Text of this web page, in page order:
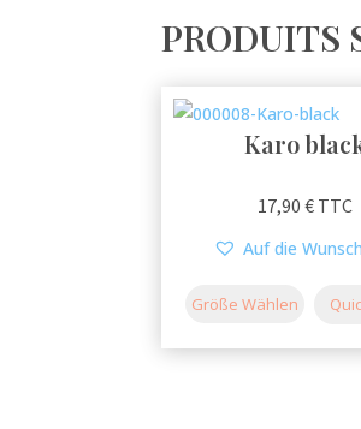
PRODUITS
Karo
Größe Wählen
plusieurs
17,90 € TTC
Auf die